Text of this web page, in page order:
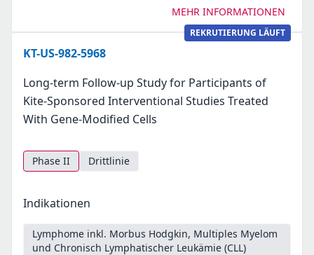
MEHR INFORMATIONEN
REKRUTIERUNG LÄUFT
KT-US-982-5968
Long-term Follow-up Study for Participants of
Kite-Sponsored Interventional Studies Treated
With Gene-Modified Cells
Phase II Drittlinie
Indikationen
Lymphome inkl. Morbus Hodgkin, Multiples Myelom
und Chronisch Lymphatischer Leukämie (CLL)